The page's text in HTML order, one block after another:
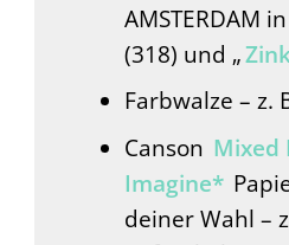
AMSTERDAM in
(318) und „
Farbwalze – z.
Canson Mixed
Imagine*
deiner Wahl –